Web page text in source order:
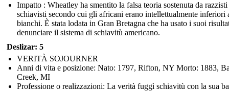
Impatto : Wheatley ha smentito la falsa teoria sostenuta da razzisti
schiavisti secondo cui gli africani erano intellettualmente inferiori
bianchi. È stata lodata in Gran Bretagna che ha usato i suoi
denunciare il sistema di schiavitù americano.
Deslizar: 5
VERITÀ SOJOURNER
Anni di vita e posizione: Nato: 1797, Rifton, NY Morto: 1883,
Creek, MI
Professione o realizzazioni: La verità fuggì schiavitù con la sua